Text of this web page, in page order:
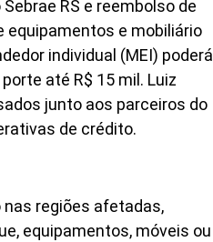
RS e reembolso de
equipamentos e mobiliário
individual (MEI) poderá
até R$ 15 mil. Luiz
junto aos parceiros do
de crédito.
nas regiões afetadas,
equipamentos, móveis ou